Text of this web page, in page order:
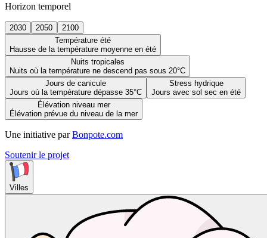
Horizon temporel
2030 2050
2100
Température été
Hausse de la température moyenne en été
Nuits tropicales
Nuits où la température ne descend pas sous 20°C
Jours de canicule
Jours où la température dépasse 35°C
Stress hydrique
Jours avec sol sec en été
Élévation niveau mer
Élévation prévue du niveau de la mer
Une initiative par Bonpote.com
Soutenir le projet
Villes